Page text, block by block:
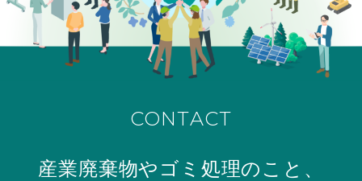
CONTACT
産業廃棄物やゴミ処理のこと、